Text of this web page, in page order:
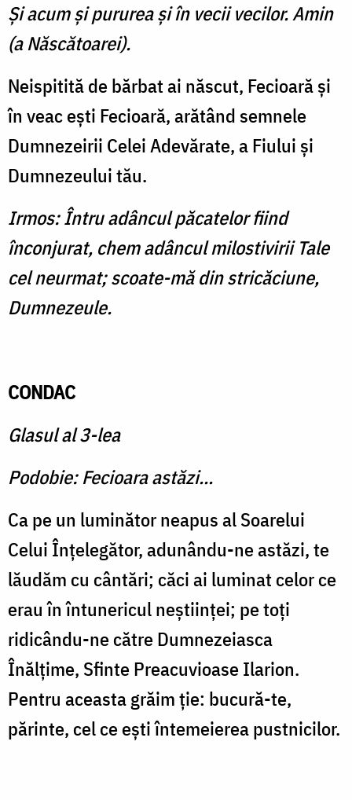
Şi acum şi pururea şi în vecii vecilor. Amin
(a Născătoarei).
Neispitită de bărbat ai născut, Fecioară şi
în veac eşti Fecioară, arătând semnele
Dumnezeirii Celei Adevărate, a Fiului şi
Dumnezeului tău.
Irmos: Întru adâncul păcatelor fiind
înconjurat, chem adâncul milostivirii Tale
cel neurmat; scoate-mă din stricăciune,
Dumnezeule.
CONDAC
Glasul al 3-lea
Podobie: Fecioara astăzi...
Ca pe un luminător neapus al Soarelui
Celui Înţelegător, adunându-ne astăzi, te
lăudăm cu cântări; căci ai luminat celor ce
erau în întunericul neştiinţei; pe toţi
ridicându-ne către Dumnezeiasca
Înălţime, Sfinte Preacuvioase Ila­rion.
Pentru aceasta grăim ţie: bucură-te,
părinte, cel ce eşti întemeierea pustnicilor.